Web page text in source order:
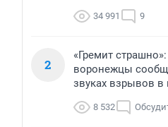
34 991 9
2
«Гремит страшно»:
воронежцы
звуках взрывов в
8 532